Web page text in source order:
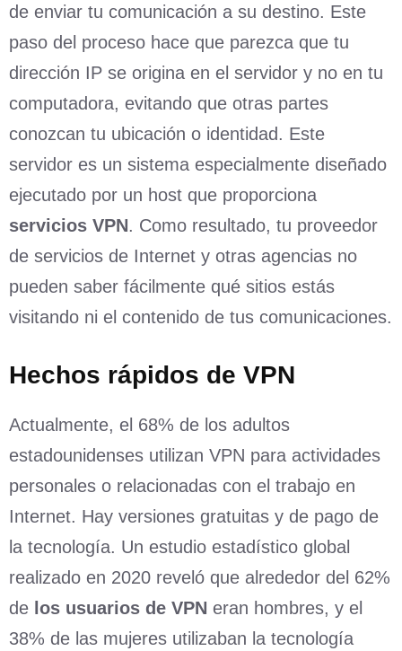
de enviar tu comunicación a su destino. Este
paso del proceso hace que parezca que tu
dirección IP se origina en el servidor y no en tu
computadora, evitando que otras partes
conozcan tu ubicación o identidad. Este
servidor es un sistema especialmente diseñado
ejecutado por un host que proporciona
servicios VPN. Como resultado, tu proveedor
de servicios de Internet y otras agencias no
pueden saber fácilmente qué sitios estás
visitando ni el contenido de tus comunicaciones.
Hechos rápidos de VPN
Actualmente, el 68% de los adultos
estadounidenses utilizan VPN para actividades
personales o relacionadas con el trabajo en
Internet. Hay versiones gratuitas y de pago de
la tecnología. Un estudio estadístico global
realizado en 2020 reveló que alrededor del 62%
de los usuarios de VPN eran hombres, y el
38% de las mujeres utilizaban la tecnología